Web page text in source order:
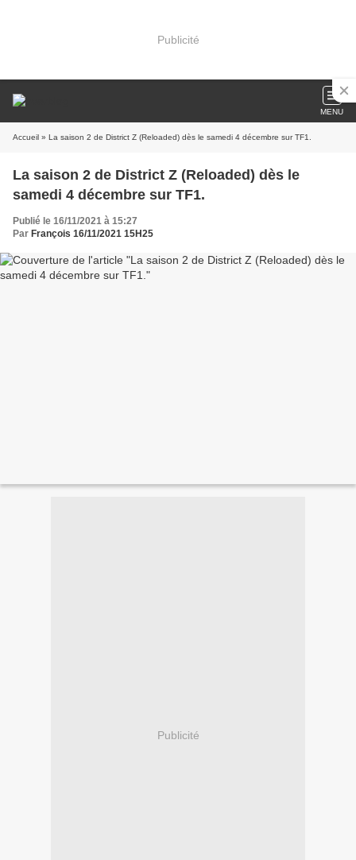
Publicité
MENU
Accueil » La saison 2 de District Z (Reloaded) dès le samedi 4 décembre sur TF1.
La saison 2 de District Z (Reloaded) dès le
samedi 4 décembre sur TF1.
Publié le 16/11/2021 à 15:27
Par François 16/11/2021 15H25
Publicité